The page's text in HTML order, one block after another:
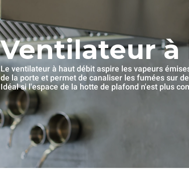
Ventilateur
Le ventilateur à haut débit aspire les vapeurs
de la porte et permet de canaliser les fumées sur
Idéal si l'espace de la hotte de plafond n'est plus